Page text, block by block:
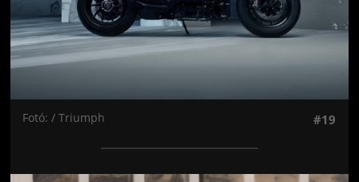
Fotó: / Triumph #19